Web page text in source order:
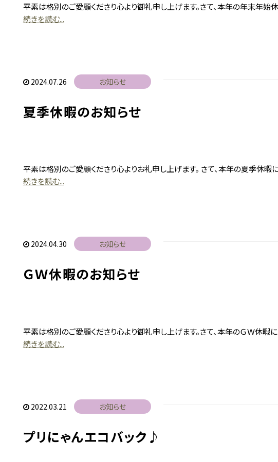
平素は格別のご愛顧くださり心より御礼申し上げます。さて、本年の年末年始
続きを読む...
2024.07.26 お知らせ
夏季休暇のお知らせ
平素は格別のご愛顧くださり心よりお礼申し上げます。 さて、本年の夏季休暇
続きを読む...
2024.04.30 お知らせ
ＧＷ休暇のお知らせ
平素は格別のご愛顧くださり心より御礼申し上げます。さて、本年のＧＷ休暇
続きを読む...
2022.03.21 お知らせ
プリにゃんエコバック♪